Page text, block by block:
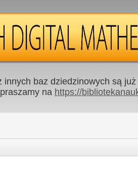
innych baz dziedzinowych są
na https://